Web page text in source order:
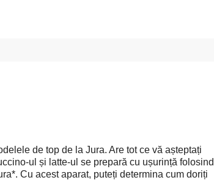
de top de la Jura. Are tot ce vă așteptați
ul și latte-ul se prepară cu ușurință folosind
Cu acest aparat, puteți determina cum doriți